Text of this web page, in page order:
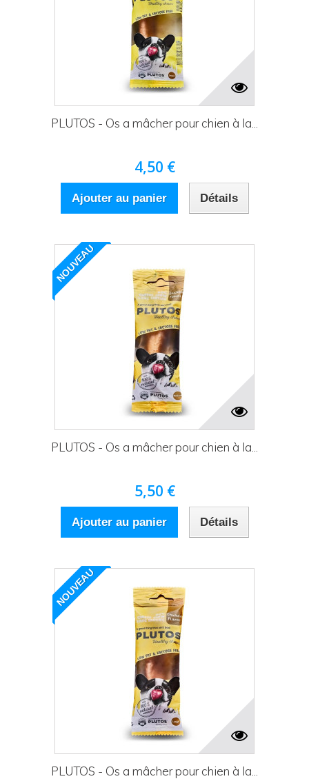
PLUTOS - Os a mâcher pour chien à la...
4,50 €
Ajouter au panier Détails
NOUVEAU
PLUTOS - Os a mâcher pour chien à la...
5,50 €
Ajouter au panier Détails
NOUVEAU
PLUTOS - Os a mâcher pour chien à la...